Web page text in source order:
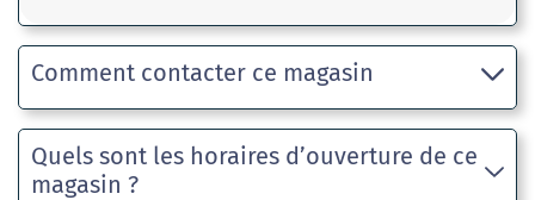
Comment contacter ce magasin
Quels sont les horaires d’ouverture de ce
magasin ?